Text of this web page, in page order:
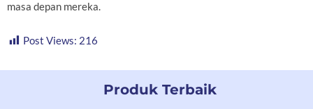
masa depan mereka.
Post Views: 216
Produk Terbaik